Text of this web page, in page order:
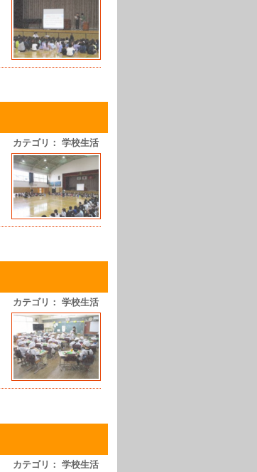
カテゴリ： 学校生活
カテゴリ： 学校生活
カテゴリ： 学校生活